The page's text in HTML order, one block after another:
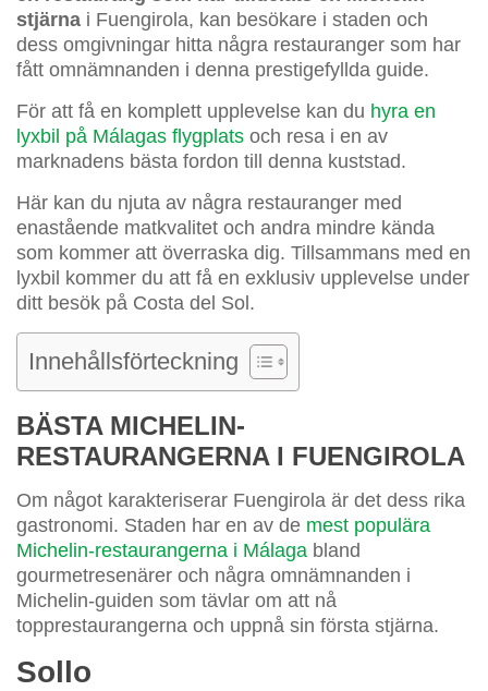
stjärna i Fuengirola, kan besökare i staden och
dess omgivningar hitta några restauranger som har
fått omnämnanden i denna prestigefyllda guide.
För att få en komplett upplevelse kan du hyra en
lyxbil på Málagas flygplats och resa i en av
marknadens bästa fordon till denna kuststad.
Här kan du njuta av några restauranger med
enastående matkvalitet och andra mindre kända
som kommer att överraska dig. Tillsammans med en
lyxbil kommer du att få en exklusiv upplevelse under
ditt besök på Costa del Sol.
Innehållsförteckning
BÄSTA MICHELIN-
RESTAURANGERNA I FUENGIROLA
Om något karakteriserar Fuengirola är det dess rika
gastronomi. Staden har en av de mest populära
Michelin-restaurangerna i Málaga bland
gourmetresenärer och några omnämnanden i
Michelin-guiden som tävlar om att nå
topprestaurangerna och uppnå sin första stjärna.
Sollo